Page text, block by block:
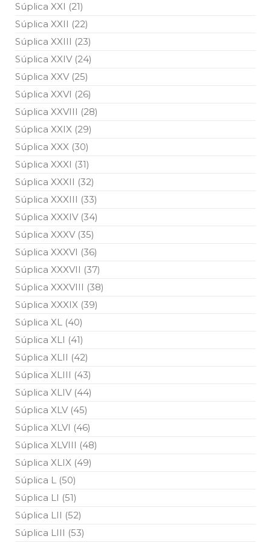
Súplica XXI (21)
Súplica XXII (22)
Súplica XXIII (23)
Súplica XXIV (24)
Súplica XXV (25)
Súplica XXVI (26)
Súplica XXVIII (28)
Súplica XXIX (29)
Súplica XXX (30)
Súplica XXXI (31)
Súplica XXXII (32)
Súplica XXXIII (33)
Súplica XXXIV (34)
Súplica XXXV (35)
Súplica XXXVI (36)
Súplica XXXVII (37)
Súplica XXXVIII (38)
Súplica XXXIX (39)
Súplica XL (40)
Súplica XLI (41)
Súplica XLII (42)
Súplica XLIII (43)
Súplica XLIV (44)
Súplica XLV (45)
Súplica XLVI (46)
Súplica XLVIII (48)
Súplica XLIX (49)
Súplica L (50)
Súplica LI (51)
Súplica LII (52)
Súplica LIII (53)